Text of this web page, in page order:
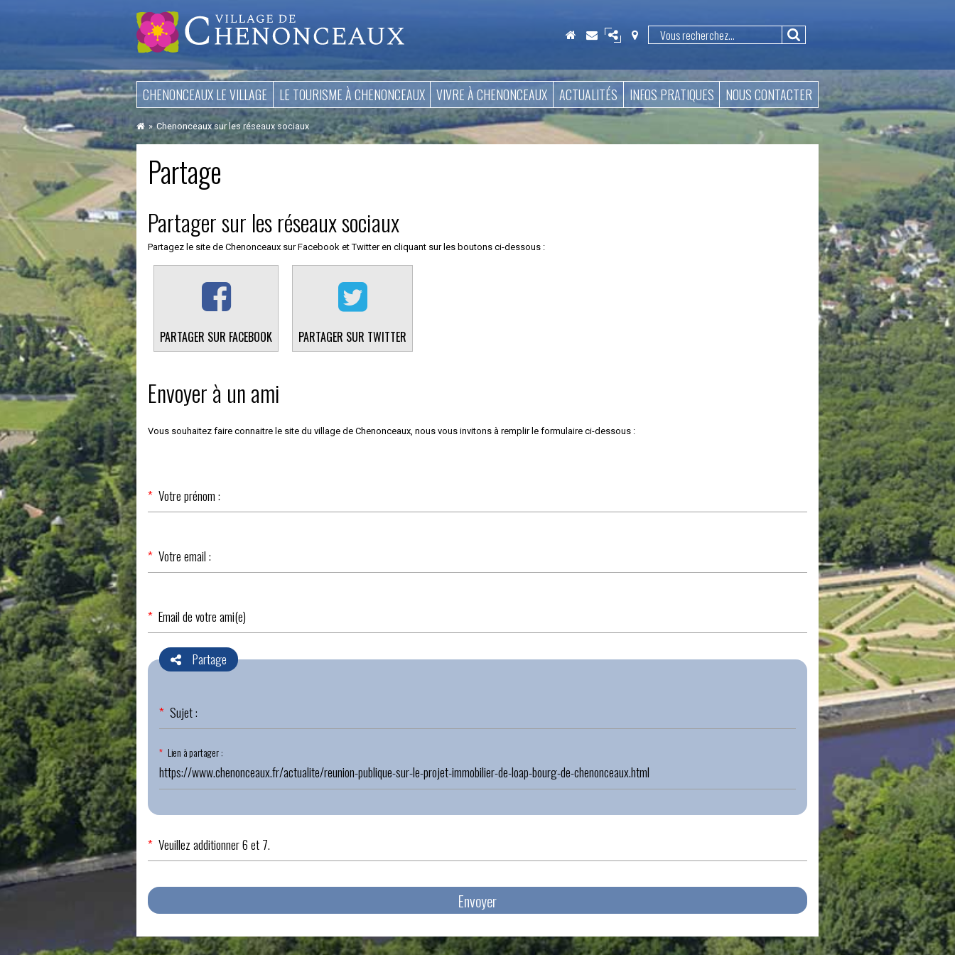
contenu
Aller
au
contenu
CHENONCEAUX LE VILLAGE LE TOURISME À CHENONCEAUX VIVRE À CHENONCEAUX ACTUALITÉS INFOS PRATIQUES NOUS CONTACTER
Chenonceaux sur les réseaux sociaux
Partage
Partager sur les réseaux sociaux
Partagez le site de Chenonceaux sur Facebook et Twitter en cliquant sur les boutons ci-dessous :
PARTAGER SUR FACEBOOK PARTAGER SUR TWITTER
Envoyer à un ami
Vous souhaitez faire connaitre le site du village de Chenonceaux, nous vous invitons à remplir le formulaire ci-dessous :
Champ
obligatoire
Votre prénom :
*
Champ
obligatoire
Votre email :
*
Champ
obligatoire
Email de votre ami(e)
*
Partage
Champ
obligatoire
Sujet :
*
Champ
obligatoire
Lien à partager :
*
Veuillez additionner 6 et 7.
*